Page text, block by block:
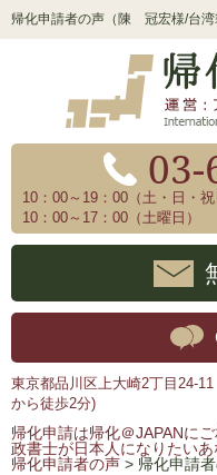
帰化申請者の声（陳 冠宏様/台湾
03-
10：00～19：00（土・日・祝
10：00～17：00（土曜日）
東京都品川区上大崎2丁目24-
から徒歩2分)
帰化申請は帰化＠JAPANに
政書士が日本人になりたい
帰化申請者の声 > 帰化申請